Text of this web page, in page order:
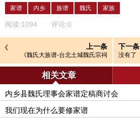
家谱 内乡 族谱 魏氏 家族
阅读:1094 评论:0
上一条
《魏氏大族谱-台北土城魏氏宗祠
（钜鹿堂）》
下一条
没有了
相关文章
内乡县魏氏理事会家谱定稿商讨会
我们现在为什么要修家谱